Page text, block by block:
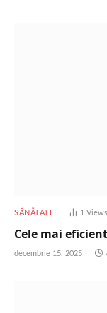
SĂNĂTATE 1Views
Cele mai
decembrie 15, 2025